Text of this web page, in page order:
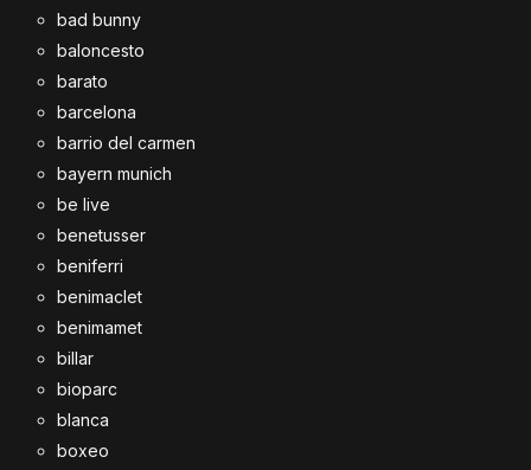
bad bunny
baloncesto
barato
barcelona
barrio del carmen
bayern munich
be live
benetusser
beniferri
benimaclet
benimamet
billar
bioparc
blanca
boxeo